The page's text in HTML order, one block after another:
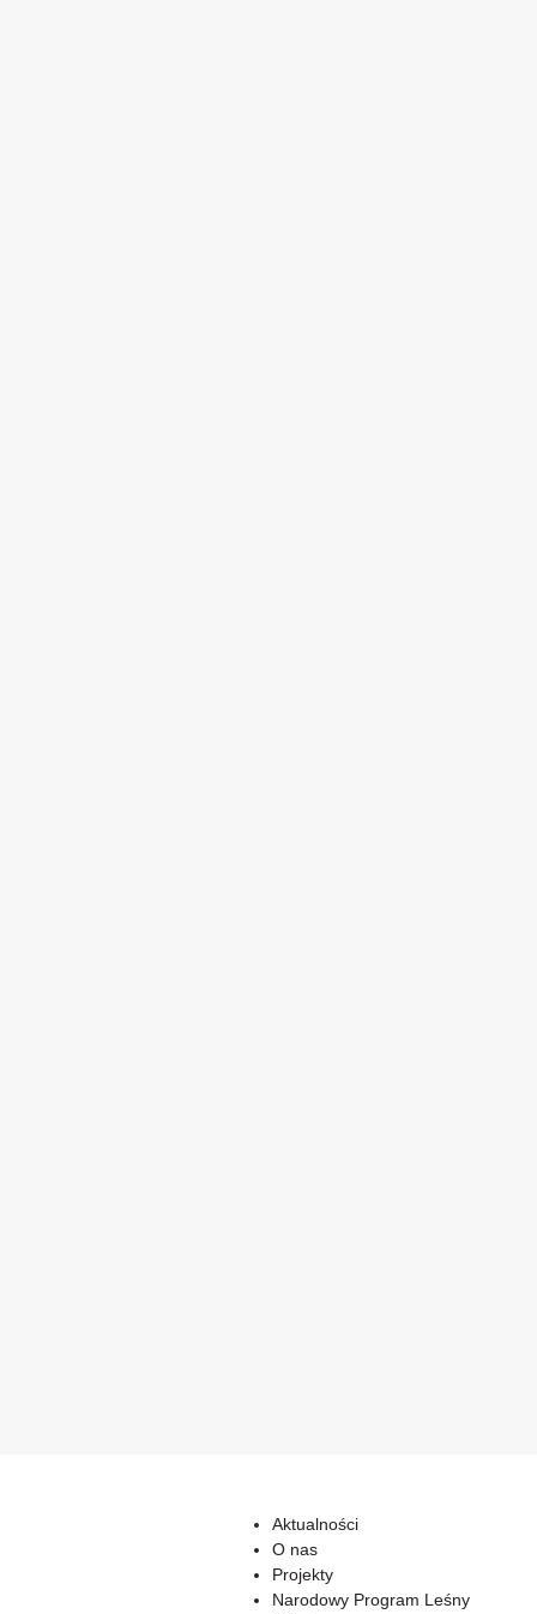
Aktualności
O nas
Projekty
Narodowy Program Leśny